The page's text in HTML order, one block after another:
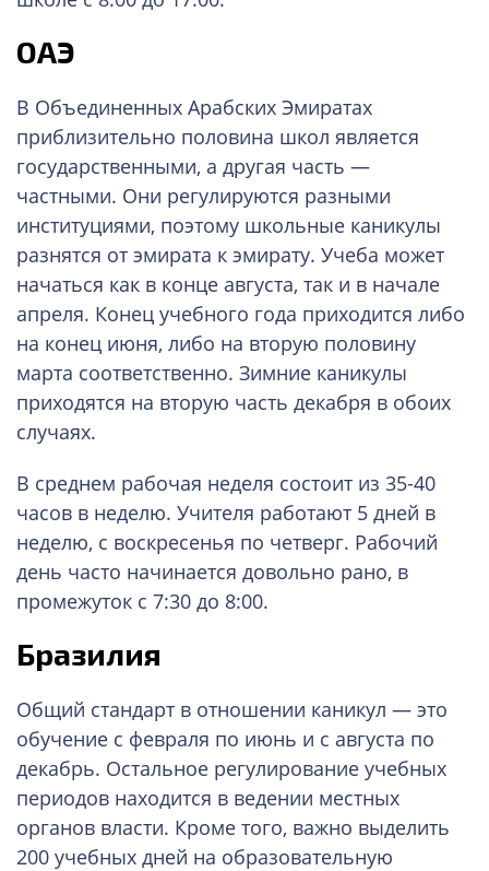
ОАЭ
В Объединенных Арабских Эмиратах
приблизительно половина школ является
государственными, а другая часть —
частными. Они регулируются разными
институциями, поэтому школьные каникулы
разнятся от эмирата к эмирату. Учеба может
начаться как в конце августа, так и в начале
апреля. Конец учебного года приходится либо
на конец июня, либо на вторую половину
марта соответственно. Зимние каникулы
приходятся на вторую часть декабря в обоих
случаях.
В среднем рабочая неделя состоит из 35-40
часов в неделю. Учителя работают 5 дней в
неделю, с воскресенья по четверг. Рабочий
день часто начинается довольно рано, в
промежуток с 7:30 до 8:00.
Бразилия
Общий стандарт в отношении каникул — это
обучение с февраля по июнь и с августа по
декабрь. Остальное регулирование учебных
периодов находится в ведении местных
органов власти. Кроме того, важно выделить
200 учебных дней на образовательную